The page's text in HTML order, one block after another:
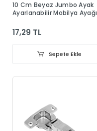
10 Cm Beyaz Jumbo Ayak
Ayarlanabilir Mobilya Ayağı
17,29 TL
Sepete Ekle